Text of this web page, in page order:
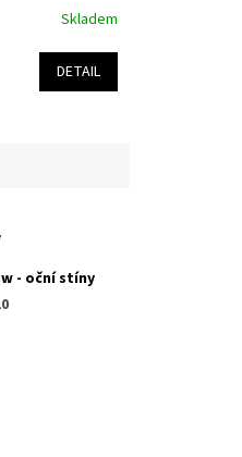
Skladem
DETAIL
- oční stíny